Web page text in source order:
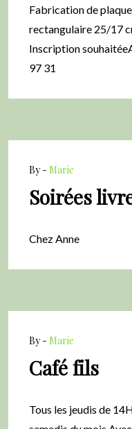
Fabrication de
rectangulaire 25/17
Inscription
97 31
By - Marie
Soirées
Chez Anne
By - Marie
Café fils
Tous les jeudis de